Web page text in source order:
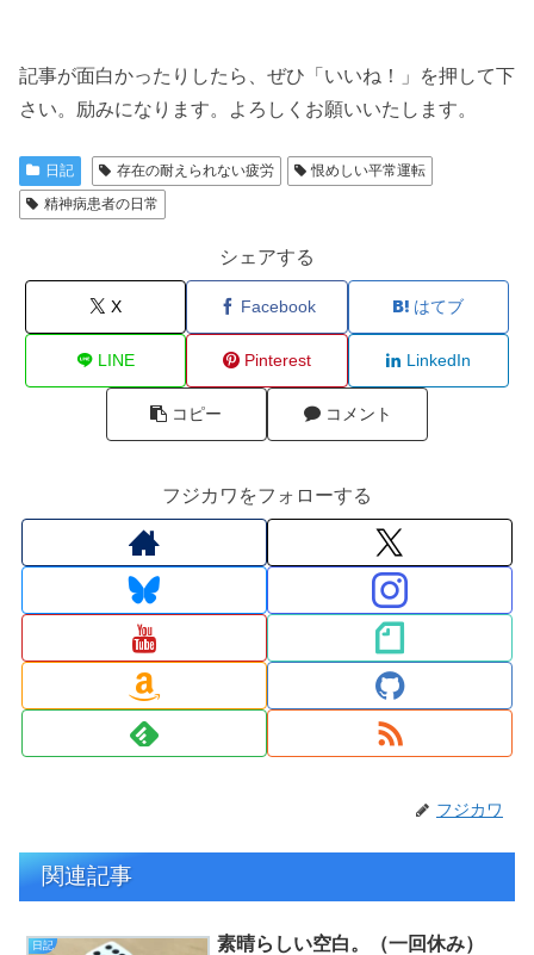
記事が面白かったりしたら、ぜひ「いいね！」を押して下
さい。励みになります。よろしくお願いいたします。
日記 存在の耐えられない疲労
恨めしい平常運転
精神病患者の日常
シェアする
X Facebook はてブ
LINE Pinterest LinkedIn
コピー コメント
フジカワをフォローする
フジカワ
関連記事
日記 素晴らしい空白。（一回休み）